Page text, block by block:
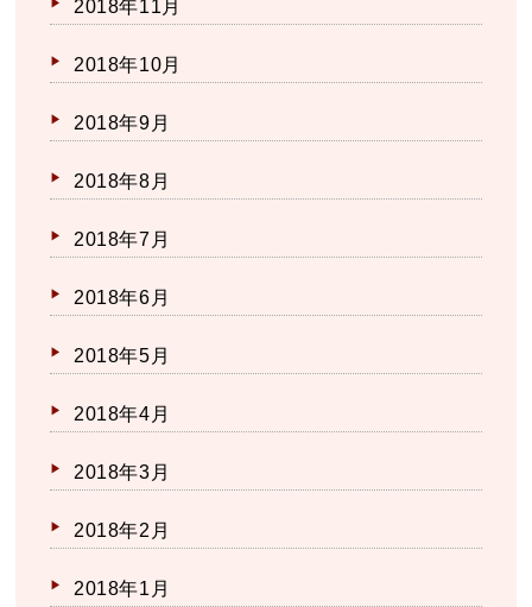
2018年11月
2018年10月
2018年9月
2018年8月
2018年7月
2018年6月
2018年5月
2018年4月
2018年3月
2018年2月
2018年1月